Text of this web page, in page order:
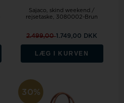
Sajaco, skind weekend /
rejsetaske, 3080002-Brun
2.499,001.749,00 DKK
LÆG I KURVEN
30%